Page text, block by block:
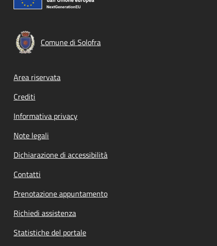
Comune di Solofra
Footer menu
Area riservata
Crediti
Informativa privacy
Note legali
Dichiarazione di accessibilità
Contatti
Prenotazione appuntamento
Richiedi assistenza
Statistiche del portale